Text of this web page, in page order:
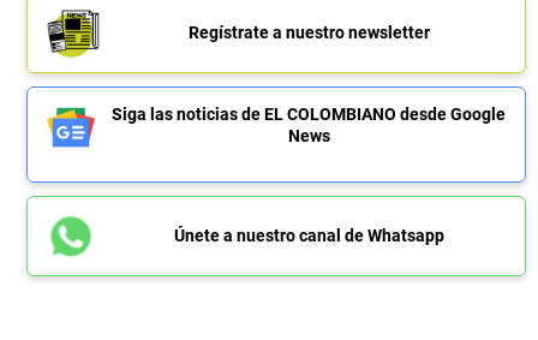
Regístrate a nuestro newsletter
Siga las noticias de EL COLOMBIANO desde Google
News
Únete a nuestro canal de Whatsapp